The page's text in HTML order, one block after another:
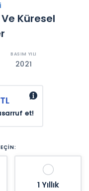
Küresel
2021
et!
1 Yıllık